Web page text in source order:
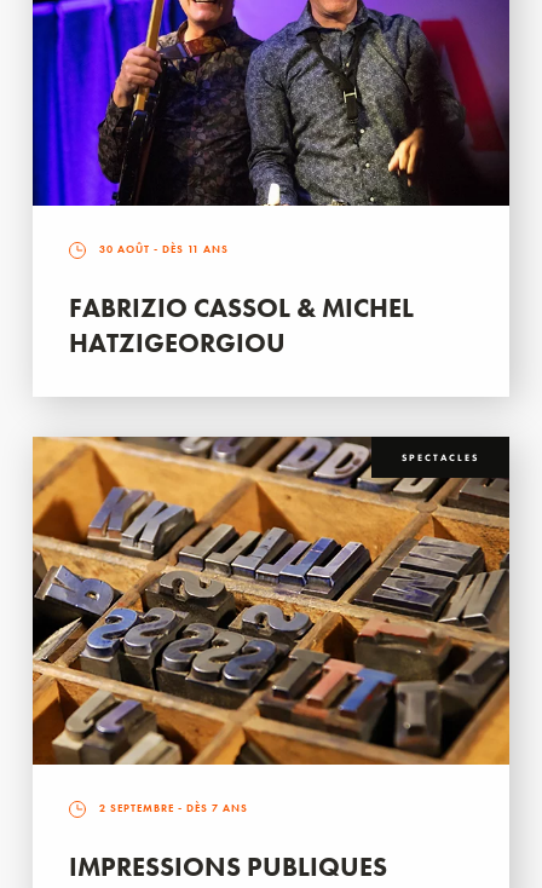
30 AOÛT - DÈS 11 ANS
FABRIZIO CASSOL & MICHEL
HATZIGEORGIOU
SPECTACLES
2 SEPTEMBRE - DÈS 7 ANS
IMPRESSIONS PUBLIQUES